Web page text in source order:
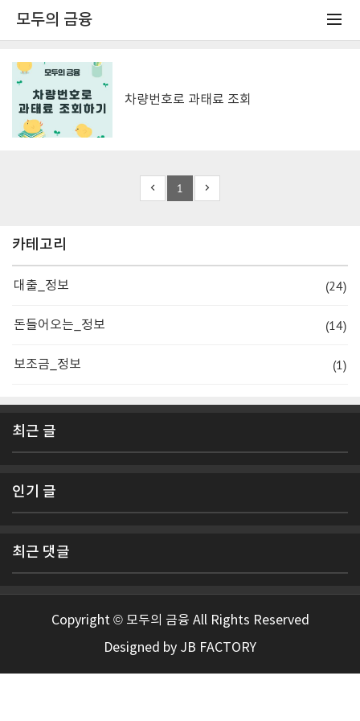
모두의 금융
차량번호로 과태료 조회
1
카테고리
대출_정보 (24)
돈들어오는_정보 (14)
보조금_정보 (1)
최근 글
인기 글
최근 댓글
Copyright © 모두의 금융 All Rights Reserved
Designed by JB FACTORY